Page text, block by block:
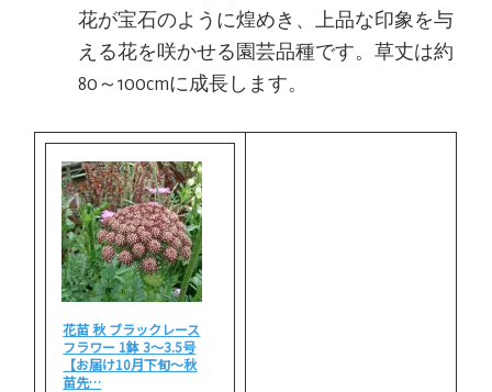
花が宝石のように煌めき、上品な印象を与
える花を咲かせる園芸品種です。草丈は約
80～100cmに成長します。
花苗 秋 ブラックレース
フラワー 1鉢 3〜3.5号
【お届け10月下旬〜秋
苗先…